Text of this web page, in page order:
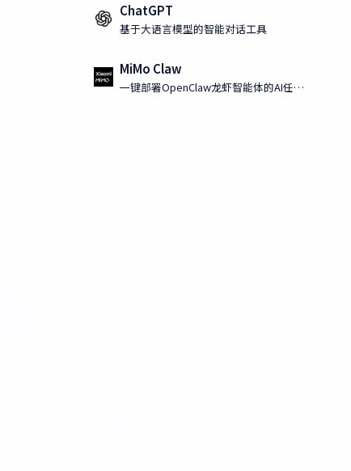
ChatGPT
基于大语言模型的智能对话工具
MiMo Claw
一键部署OpenClaw龙虾智能体的AI任务